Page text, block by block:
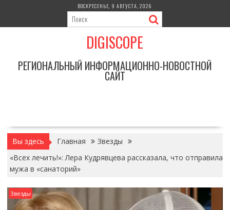
содержимому
ВОСКРЕСЕНЬЕ, 9 АВГУСТА, 2026
DIGISCOPE
РЕГИОНАЛЬНЫЙ ИНФОРМАЦИОННО-НОВОСТНОЙ
САЙТ
Вы здесь Главная
Звезды
«Всех лечить!»: Лера Кудрявцева рассказала, что отправила
мужа в «санаторий»
Звезды